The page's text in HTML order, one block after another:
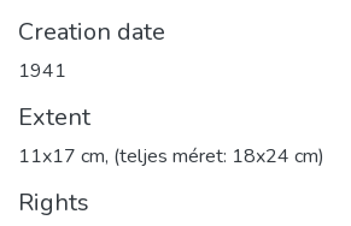
Creation date
1941
Extent
11x17 cm, (teljes méret: 18x24 cm)
Rights